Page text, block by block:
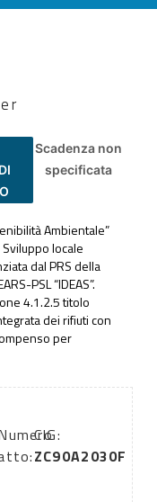
Scadenza non
specificata
Ambientale”
locale
dal PRS della
PSL “IDEAS”.
4.1.2.5 titolo
dei rifiuti con
per
CIG:
ZC90A2030F